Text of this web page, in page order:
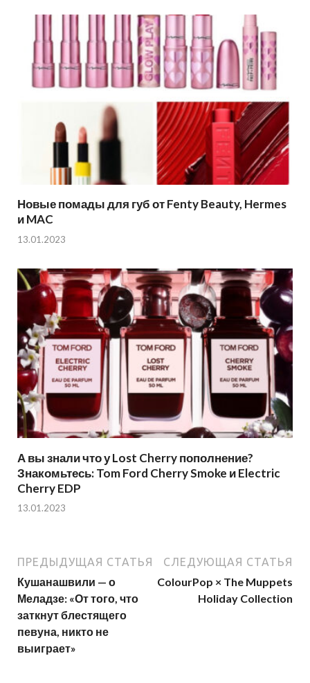
Новые помады для губ от Fenty Beauty, Hermes
и MAC
13.01.2023
А вы знали что у Lost Cherry пополнение?
Знакомьтесь: Tom Ford Cherry Smoke и Electric
Cherry EDP
13.01.2023
ПРЕДЫДУЩАЯ СТАТЬЯ
Кушанашвили — о
Меладзе: «От того, что
заткнут блестящего
певуна, никто не
выиграет»
СЛЕДУЮЩАЯ СТАТЬЯ
ColourPop × The Muppets
Holiday Collection